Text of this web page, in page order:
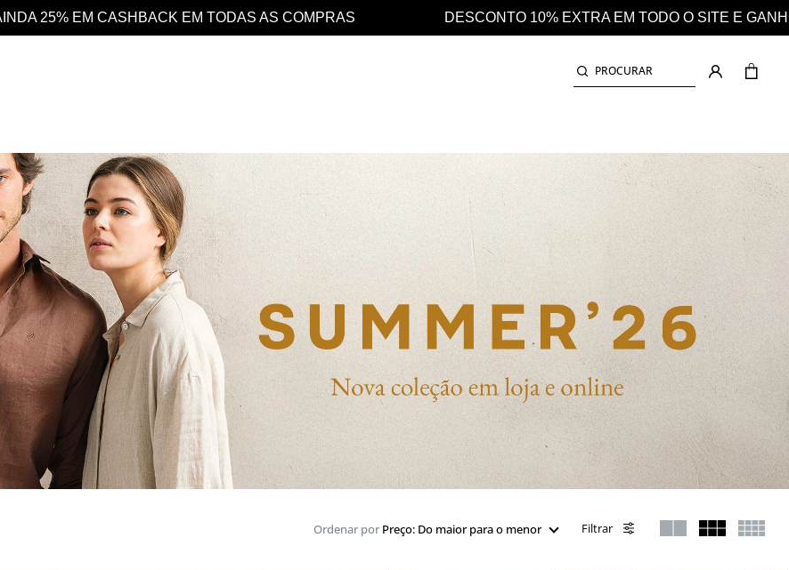
DESCONTO 10% EXTRA EM TODO O SITE E GANHE AINDA 25% EM CASHBACK EM TODAS AS COMPRAS
PROCURAR
Ordenar por Preço: Do maior para o menor Filtrar